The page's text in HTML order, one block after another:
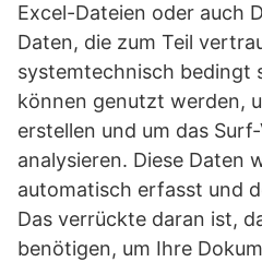
Excel-Dateien oder auch
Daten, die zum Teil
systemtechnisch bedingt
können genutzt werden,
erstellen und um das
analysieren. Diese Daten
automatisch erfasst und
Das verrückte daran ist,
benötigen, um Ihre